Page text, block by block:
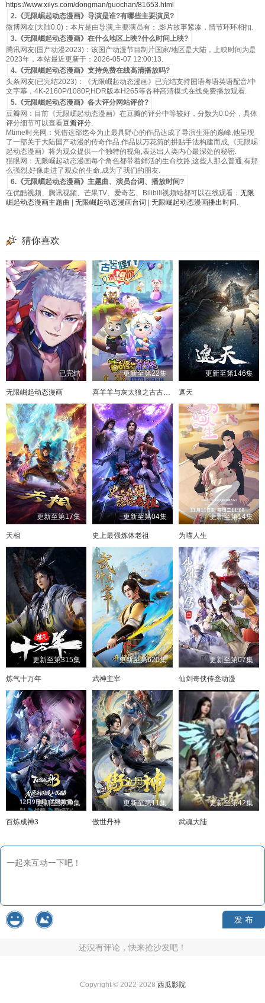
https://www.xilys.com/dongman/guochan/81653.html
2.《无限崛起动态漫画》导演是谁?有哪些主要演员?
微博网友(大陆0.0)：本片是由导演,主要演员有：.影片故事紧凑，情节环环相扣.
3.《无限崛起动态漫画》在什么地区上映?什么时间上映?
腾讯网友(国产动漫2023)：该国产动漫节目制片国家/地区是大陆，上映时间为是
2023年，本站最近更新于：2026-05-07 12:00:13.
4.《无限崛起动态漫画》支持免费在线高清播放吗?
头条网友(已完结2023)：《无限崛起动态漫画》已完结支持国语粤语英语配音/中
文字幕，4K-2160P/1080P,HDR版本H265等各种高清模式在线免费播放观看.
5.《无限崛起动态漫画》各大评分网站评价?
豆瓣网：目前《无限崛起动态漫画》在豆瓣的评分中等较好，分数为0.0分，具体
评分细节可以查看豆瓣评分.
Mtime时光网：凭借这部迄今为止最具野心的作品达成了导演生涯的巅峰,他呈现
了一部关于大陆国产动漫的传奇作品.作品以万花筒的拼贴手法构建而成,《无限崛
起动态漫画》将为观众提供一个独特的视角,表达出人类内心最深处的秘密.
猫眼网：无限崛起动态漫画每个角色都带着鲜活的生命纹路,这些人那么普通,有那
么强烈,好像走进了观众的生命,成为了我们的朋友.
6.《无限崛起动态漫画》主题曲、演员台词、播放时间?
在优酷视频、腾讯视频、芒果TV、爱奇艺、Bilibili视频站都可以在线观看： 无限
崛起动态漫画主题曲
无限崛起动态漫画台词 无限崛起动态漫画播出时间 .
猜你喜欢
已完结
无限崛起动态漫画
更新至第22集
喜羊羊与灰太狼之古古怪界有古怪
更新至第146集
遮天
更新至第17集
天相
更新至第04集
史上最强炼体老祖
更新至第14集
为喵人生
更新至第315集
炼气十万年
更新至第620集
武神主宰
更新至第07集
仙剑奇侠传叁动漫
更新至第09集
百炼成神3
更新至第11集
傲世丹神
更新至第42集
武魂大陆
发 布
还没有评论，快来抢沙发吧！
Copyright © 2022-2028 西瓜影院